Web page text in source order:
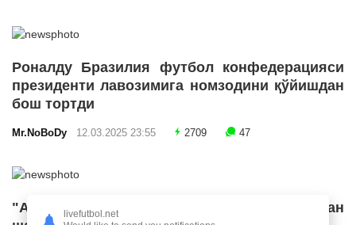
Роналду Бразилия футбол конфедерацияси
президенти лавозимига номзодини қўйишдан
бош тортди
Mr.NoBoDy 12.03.2025 23:55 2709 47
"Арсенал" икки ярим ҳимоячи билан
livefutbol.net